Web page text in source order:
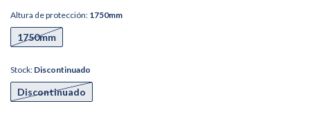
Altura de protección: 1750mm
1750mm
Stock: Discontinuado
Discontinuado